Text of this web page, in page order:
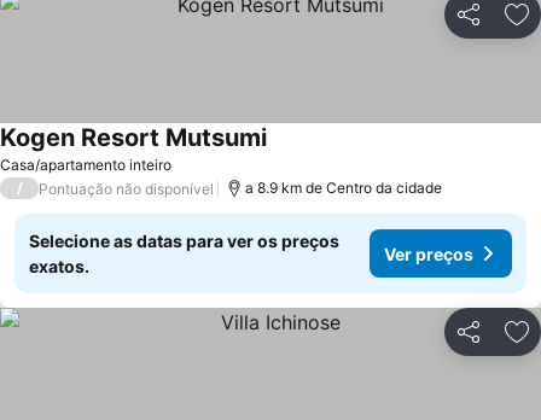
Partilhar
Casa/apartamento inteiro
Kogen Resort Mutsumi
/ Pontuação não disponível a 8.9 km de Centro da cidade
Selecione as datas para ver os preços
exatos.
Ver preços
Partilhar